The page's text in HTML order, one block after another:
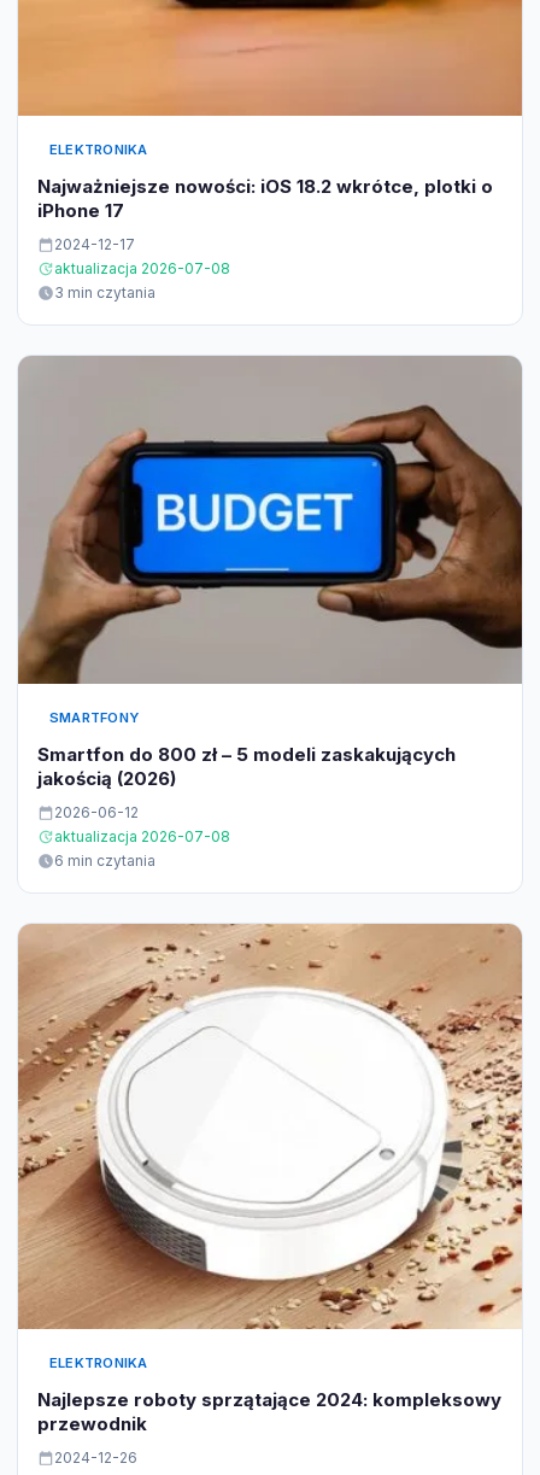
ELEKTRONIKA
Najważniejsze nowości: iOS 18.2 wkrótce, plotki o
iPhone 17
2024-12-17
aktualizacja 2026-07-08
3 min czytania
SMARTFONY
Smartfon do 800 zł – 5 modeli zaskakujących
jakością (2026)
2026-06-12
aktualizacja 2026-07-08
6 min czytania
ELEKTRONIKA
Najlepsze roboty sprzątające 2024: kompleksowy
przewodnik
2024-12-26